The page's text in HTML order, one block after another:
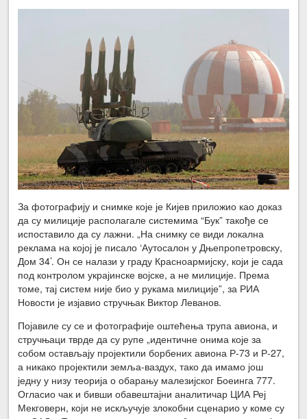
За фотографију и снимке које је Кијев приложио као доказ
да су милиције располагале системима “Бук” такође се
испоставило да су лажни. „На снимку се види локална
реклама на којој је писало ‘Аутосалон у Дњепропетровску,
Дом 34’. Он се налази у граду Красноармијску, који је сада
под контролом украјинске војске, а не милиције. Према
томе, тај систем није био у рукама милиције”, за РИА
Новости је изјавио стручњак Виктор Леванов.
Појавиле су се и фотографије оштећења трупа авиона, и
стручњаци тврде да су рупе „идентичне онима које за
собом остављају пројектили борбених авиона Р-73 и Р-27,
а никако пројектили земља-ваздух, тако да имамо још
једну у низу теорија о обарању малезијског Боеинга 777.
Огласио чак и бивши обавештајни аналитичар ЦИА Реј
Мекговерн, који не искључује злокобни сценарио у коме су